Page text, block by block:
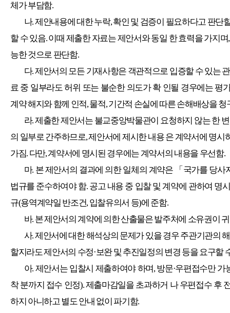
체가 부담함.
나.제안내용에 대한 누락,확인 및 검증이 필요하다고 판단
할 수 있음.이때 제출한 자료는 제안서와 동일 한 효력을 가지며
능한 것으로 판단함.
다.제안서의 모든 기재사항은 객관적으로 입증할 수 있는
료 중 일부라도 허위 또는 불순한 의도가 확 인될 경우에는 평
계약 해지와 함께 인적,물적,기간적 손실에 따른 손해배상을 청
라.제출한 제안서는 불교중앙박물관이 요청하지 않는 한
의 일부로 간주하므로,제안서에 제시한 내용 은 계약서에 명시
가짐. 다만,계약서에 명시된 경우에는 계약서의 내용을 우선함.
마. 본 제안서의 결과에 의한 일체의 계약은 「 국가를 당사
법규를 준수하여야 함. 공고 내용 중 입찰 및 계약에 관하여 명
규(용역계약일 반조건,입찰유의서 등)에 준함.
바. 본 제안서의 계약에 의한 산출물은 발주처에 소유권이
사.제안서에 대한 해석상의 문제가 있을 경우 주관기관의
할지라도 제안서의 수정·보완 및 추진일정의 변경 등을 요구할
아. 제안서는 입찰시 제출하여야 하며,방문·우편접수만 가
착 분까지 접수 인정).제출마감일을 초과하거 나 우편접수 후
하지 아니하고 별도 안내 없이 파기함.